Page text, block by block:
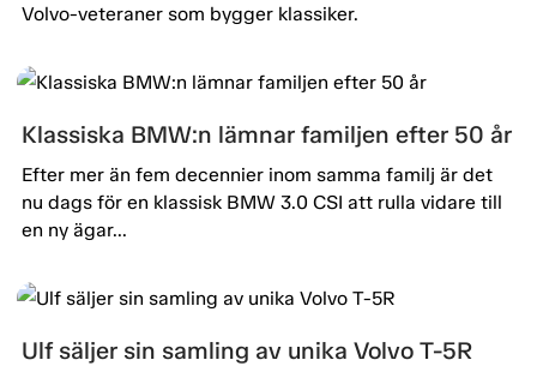
Volvo-veteraner som bygger klassiker.
Klassiska BMW:n lämnar familjen efter 50 år
Efter mer än fem decennier inom samma familj är det
nu dags för en klassisk BMW 3.0 CSI att rulla vidare till
en ny ägar...
Ulf säljer sin samling av unika Volvo T-5R